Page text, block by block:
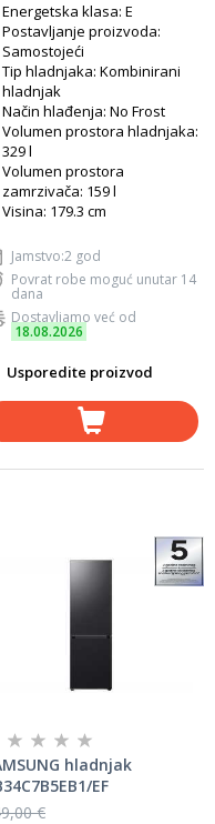
Energetska klasa: E
Postavljanje proizvoda:
Samostojeći
Tip hladnjaka: Kombinirani
hladnjak
Način hlađenja: No Frost
Volumen prostora hladnjaka:
329 l
Volumen prostora
zamrzivača: 159 l
Visina: 179.3 cm
Jamstvo:2 god
Povrat robe moguć unutar 14
dana
Dostavljamo već od
18.08.2026
Usporedite proizvod
hladnjak
EF
€